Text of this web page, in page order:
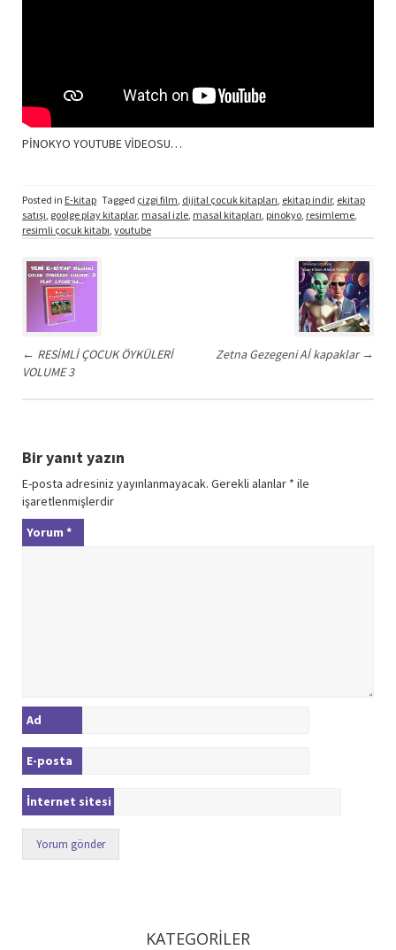
PİNOKYO YOUTUBE VİDEOSU…
Posted in E-kitap Tagged çizgi film, dijital çocuk kitapları, ekitap indir, ekitap
satışı, goolge play kitaplar, masal izle, masal kitapları, pinokyo, resimleme,
resimli çocuk kitabı, youtube
navigation
← RESİMLİ ÇOCUK ÖYKÜLERİ
VOLUME 3
Zetna Gezegeni Aİ kapaklar→
Bir yanıt yazın
E-posta adresiniz yayınlanmayacak. Gerekli alanlar * ile
işaretlenmişlerdir
Yorum *
Ad
E-posta
İnternet sitesi
KATEGORİLER